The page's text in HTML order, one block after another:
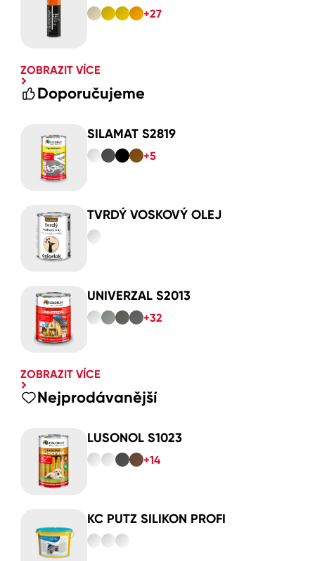
+27
ZOBRAZIT VÍCE
Doporučujeme
SILAMAT S2819
+5
TVRDÝ VOSKOVÝ OLEJ
UNIVERZAL S2013
+32
ZOBRAZIT VÍCE
Nejprodávanější
LUSONOL S1023
+14
KC PUTZ SILIKON PROFI